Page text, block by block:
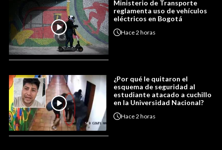
Ministerio de Transporte
reglamenta uso de vehículos
eléctricos en Bogotá
Hace2 horas
¿Por qué le quitaron el
esquema de seguridad al
estudiante atacado a cuchillo
en la Universidad Nacional?
Hace2 horas